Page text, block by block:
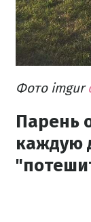
Фото imgur
Парень
каждую